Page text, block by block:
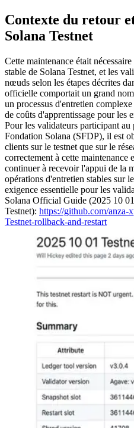
Contexte du retour
Solana Testnet
Cette maintenance était
stable de Solana Testnet, et les
nœuds selon les étapes décrites
officielle comportait un grand
un processus d'entretien
de coûts d'apprentissage pour les
Pour les validateurs participant
Fondation Solana (SFDP), il est
clients sur le testnet que sur le
correctement à cette
continuer à recevoir l'appui de la
opérations d'entretien stables sur
exigence essentielle pour les
Solana Official Guide (2025 10
Testnet): https://github.com/
Testnet-rollback-and-restart